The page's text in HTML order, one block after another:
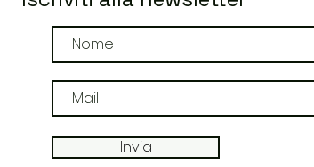
Invia